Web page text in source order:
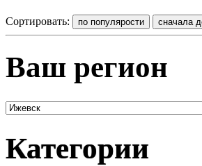
Сортировать:
Ваш регион
Категории